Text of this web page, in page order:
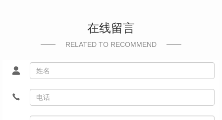
在线留言
RELATED TO RECOMMEND